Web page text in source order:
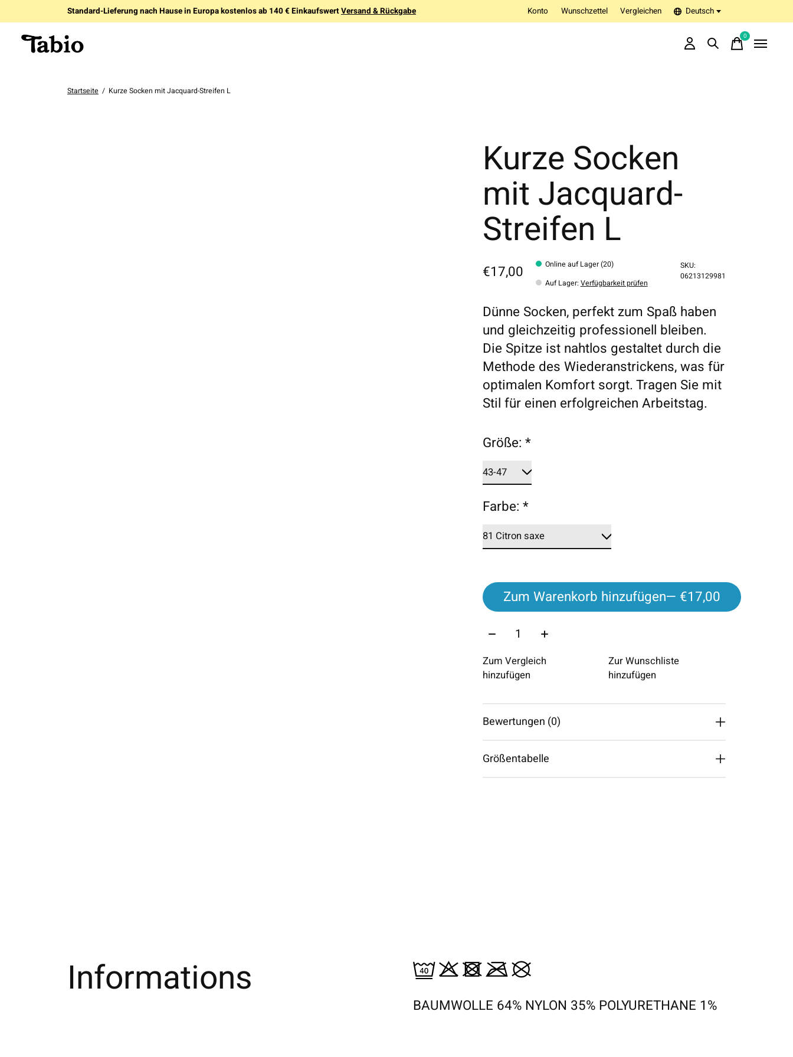
Standard-Lieferung nach Hause in Europa kostenlos ab 140 € EinkaufswertVersand & Rückgabe Konto Wunschzettel Vergleichen Deutsch
0items
Startseite / Kurze Socken mit Jacquard-Streifen L
Kurze Socken
mit Jacquard-
Streifen L
€17,00
Online auf Lager (20)
Auf Lager: Verfügbarkeit prüfen
SKU:
06213129981
Dünne Socken, perfekt zum Spaß haben
und gleichzeitig professionell bleiben.
Die Spitze ist nahtlos gestaltet durch die
Methode des Wiederanstrickens, was für
optimalen Komfort sorgt. Tragen Sie mit
Stil für einen erfolgreichen Arbeitstag.
Größe:*
Farbe:*
Zum Warenkorb hinzufügen
— €17,00
Menge:
Zum Vergleich
hinzufügen
Zur Wunschliste
hinzufügen
Bewertungen (0)
Größentabelle
Informations
BAUMWOLLE 64% NYLON 35% POLYURETHANE 1%